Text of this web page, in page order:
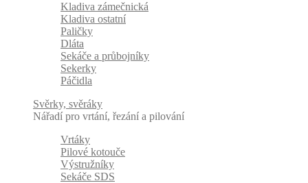
Kladiva zámečnická
Kladiva ostatní
Paličky
Dláta
Sekáče a průbojníky
Sekerky
Páčidla
Svěrky, svěráky
Nářadí pro vrtání, řezání a pilování
Vrtáky
Pilové kotouče
Výstružníky
Sekáče SDS